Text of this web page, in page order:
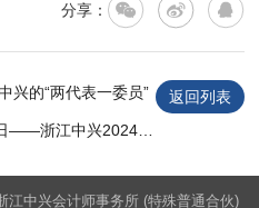
分享：
兴的“两代表一委员” 返回列表
江中兴会计师事务所 (特殊普通合伙)